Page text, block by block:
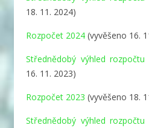
18. 11. 2024)
Rozpočet 2024 (vyvěšeno 16.
Střednědobý výhled rozpočtu
16. 11. 2023)
Rozpočet 2023 (vyvěšeno 18.
Střednědobý výhled rozpočtu